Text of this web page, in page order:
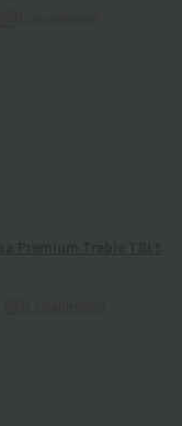
Premium Treble